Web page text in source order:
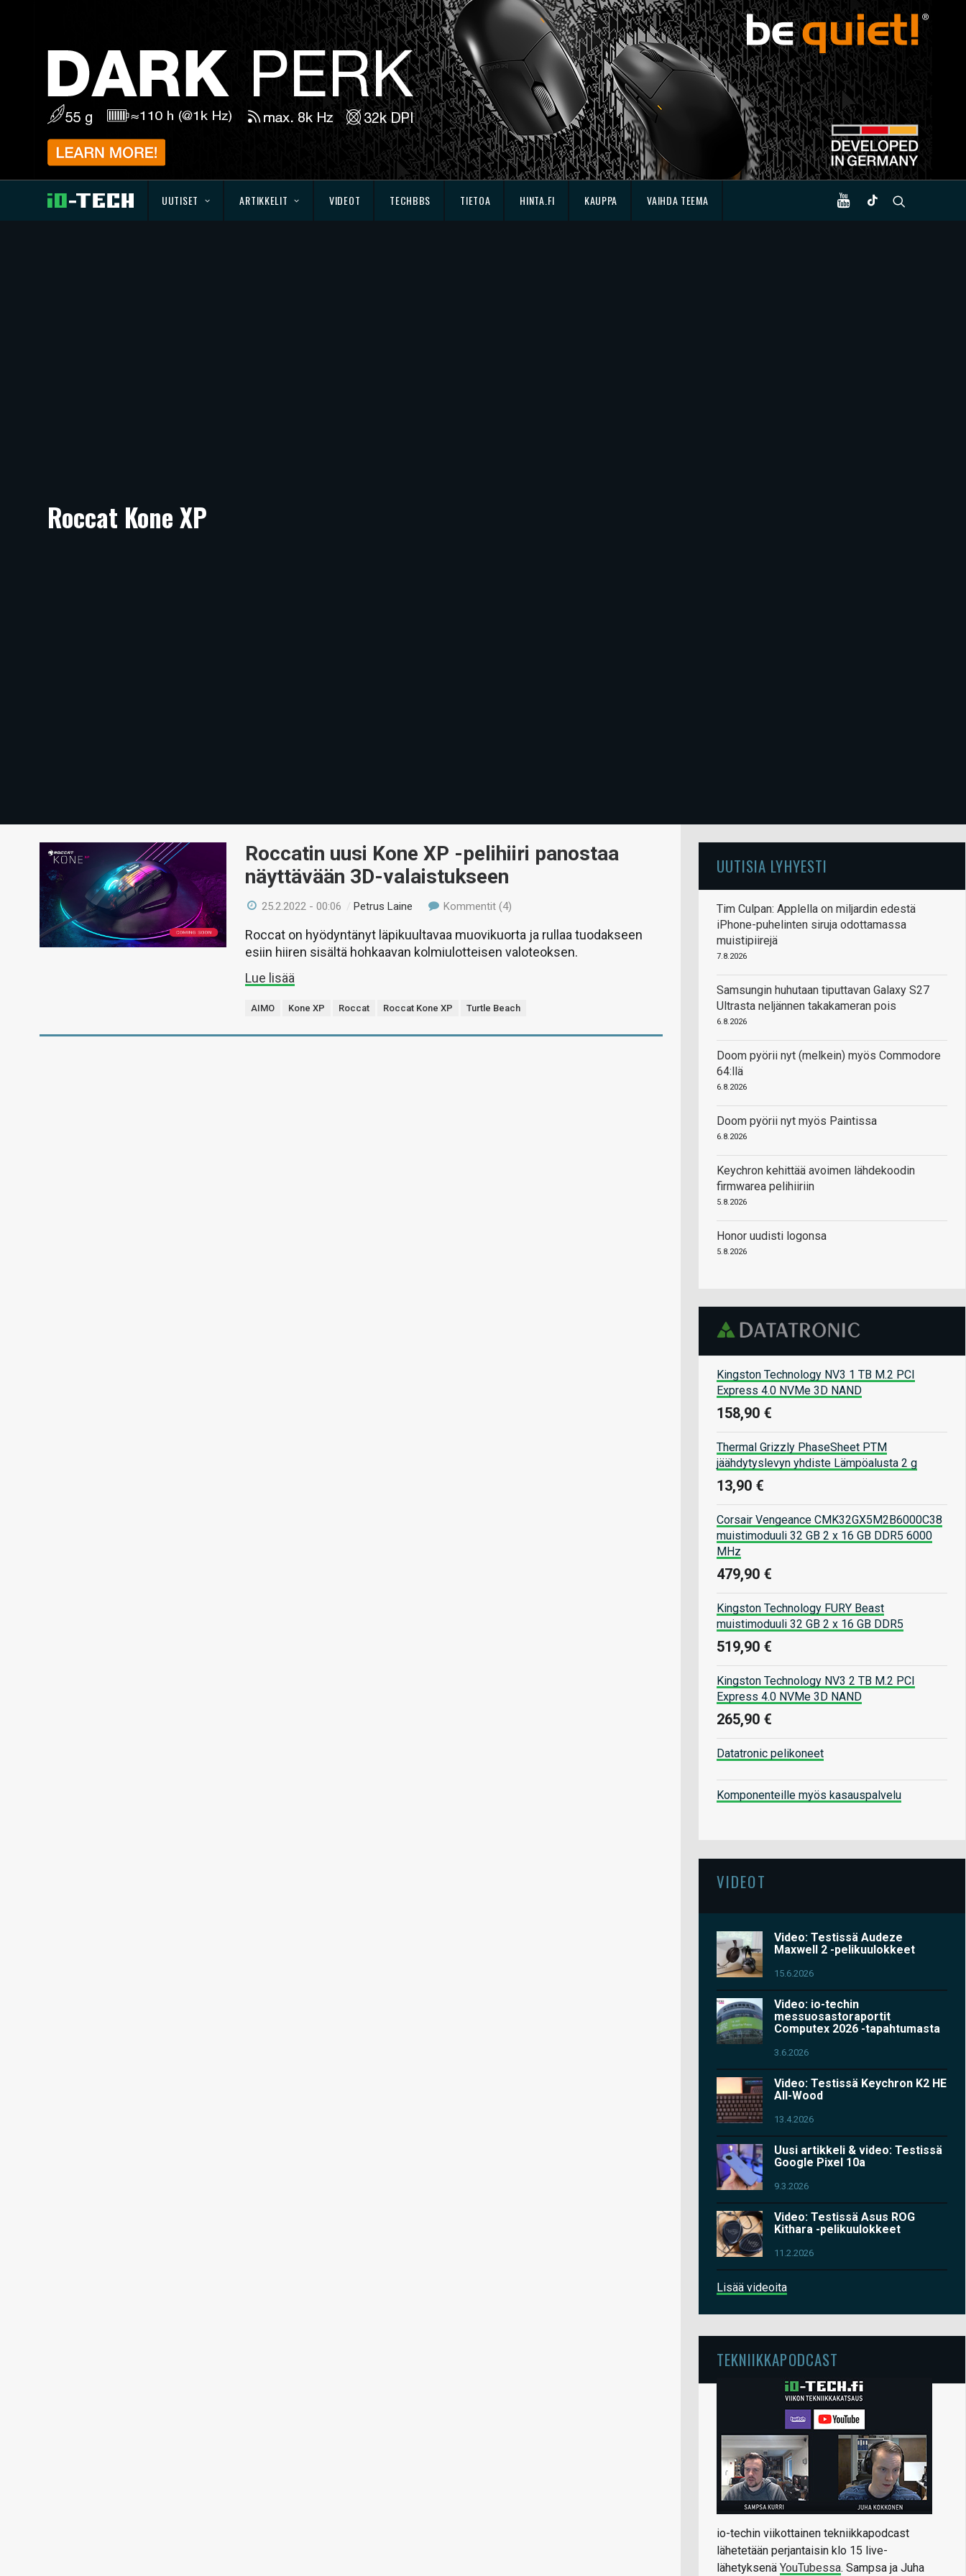
UUTISET ARTIKKELIT VIDEOT TECHBBS TIETOA HINTA.FI KAUPPA VAIHDA TEEMA
Roccat Kone XP
Roccatin uusi Kone XP -pelihiiri panostaa
näyttävään 3D-valaistukseen
25.2.2022 - 00:06 /Petrus Laine Kommentit (4)
Roccat on hyödyntänyt läpikuultavaa muovikuorta ja rullaa tuodakseen
esiin hiiren sisältä hohkaavan kolmiulotteisen valoteoksen.
Lue lisää
AIMO Kone XP Roccat Roccat Kone XP Turtle Beach
UUTISIA LYHYESTI
Tim Culpan: Applella on miljardin edestä
iPhone-puhelinten siruja odottamassa
muistipiirejä
7.8.2026
Samsungin huhutaan tiputtavan Galaxy S27
Ultrasta neljännen takakameran pois
6.8.2026
Doom pyörii nyt (melkein) myös Commodore
64:llä
6.8.2026
Doom pyörii nyt myös Paintissa
6.8.2026
Keychron kehittää avoimen lähdekoodin
firmwarea pelihiiriin
5.8.2026
Honor uudisti logonsa
5.8.2026
Kingston Technology NV3 1 TB M.2 PCI
Express 4.0 NVMe 3D NAND
158,90 €
Thermal Grizzly PhaseSheet PTM
jäähdytyslevyn yhdiste Lämpöalusta 2 g
13,90 €
Corsair Vengeance CMK32GX5M2B6000C38
muistimoduuli 32 GB 2 x 16 GB DDR5 6000
MHz
479,90 €
Kingston Technology FURY Beast
muistimoduuli 32 GB 2 x 16 GB DDR5
519,90 €
Kingston Technology NV3 2 TB M.2 PCI
Express 4.0 NVMe 3D NAND
265,90 €
Datatronic pelikoneet
Komponenteille myös kasauspalvelu
VIDEOT
Video: Testissä Audeze
Maxwell 2 -pelikuulokkeet
15.6.2026
Video: io-techin
messuosastoraportit
Computex 2026 -tapahtumasta
3.6.2026
Video: Testissä Keychron K2 HE
All-Wood
13.4.2026
Uusi artikkeli & video: Testissä
Google Pixel 10a
9.3.2026
Video: Testissä Asus ROG
Kithara -pelikuulokkeet
11.2.2026
Lisää videoita
TEKNIIKKAPODCAST
io-techin viikottainen tekniikkapodcast
lähetetään perjantaisin klo 15 live-
lähetyksenä YouTubessa. Sampsa ja Juha